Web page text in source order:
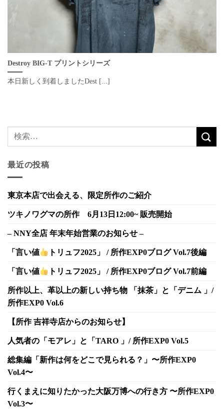
Destroy BIG-T プリントシリーズ
本日新しく到着しましたDest [...]
最近の投稿
東京本店で出会える、限定所作のご紹介
ツキノワグマの所作 6月13日12:00~ 販売開始
– NNY全店 年末年始営業のお知らせ –
「言い値 トリュフ2025」 / 所作EXP0ブログ Vol.7後編
「言い値 トリュフ2025」 / 所作EXP0ブログ Vol.7前編
所作以上、革以上の新しい持ち物 「抹茶」と「デニム 」/
所作EXP0 Vol.6
【所作 吉祥寺店からのお知らせ】
人気者の「モアレ」と「TARO 」/ 所作EXP0 Vol.5
総集編「新作は何をどこで見られる？」〜所作EXP0
Vol.4〜
行くまえに知りたかった大阪万博への行き方 〜所作EXP0
Vol.3〜